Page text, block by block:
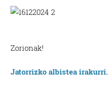
Zorionak!
Jatorrizko albistea irakurri.